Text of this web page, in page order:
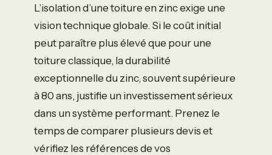
L’isolation d’une toiture en zinc exige une
vision technique globale. Si le coût initial
peut paraître plus élevé que pour une
toiture classique, la durabilité
exceptionnelle du zinc, souvent supérieure
à 80 ans, justifie un investissement sérieux
dans un système performant. Prenez le
temps de comparer plusieurs devis et
vérifiez les références de vos